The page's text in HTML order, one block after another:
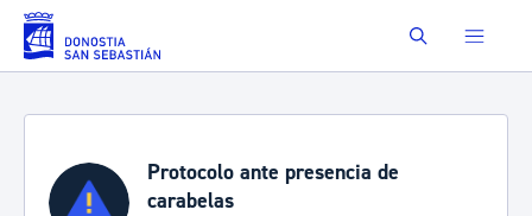
Saltar al contenido principal Buscar
Protocolo ante presencia de
carabelas